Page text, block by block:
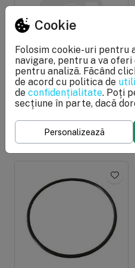
În stoc
Garnitura Big Blue 10"
si 20" pentru carcase
de filtrare Ecosoft
20,34 lei
Cookie
Folosim cookie-uri pentru
navigare, pentru a va
pentru analiză. Făcând
de acord cu politica de
de confidențialitate. Poți
secțiune în parte, dacă
Personalizează